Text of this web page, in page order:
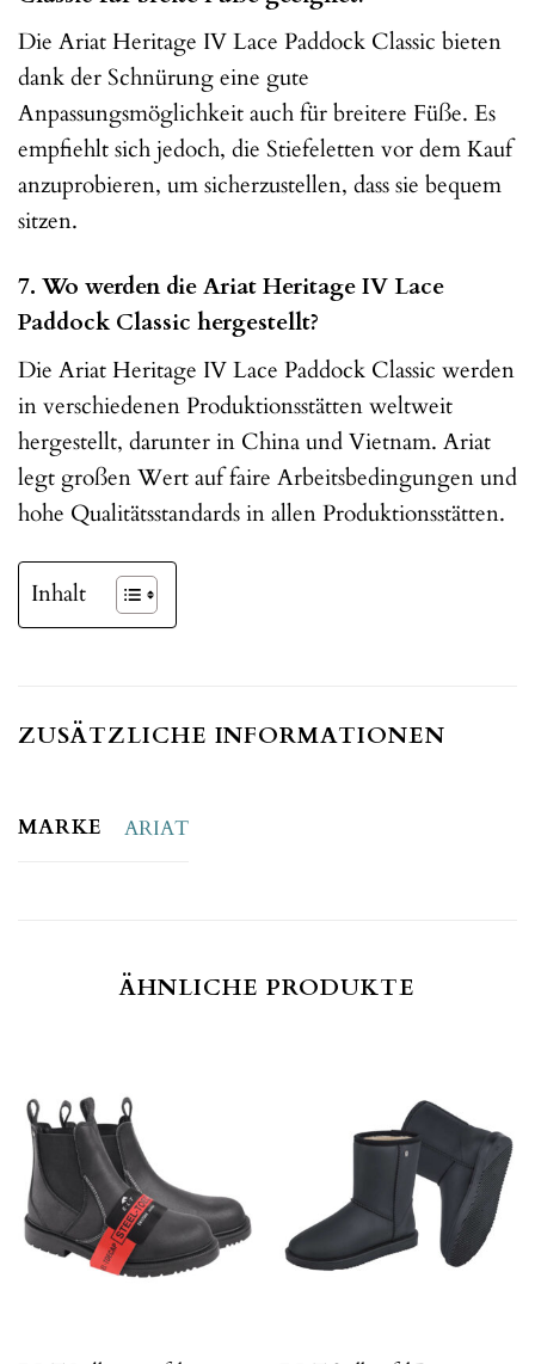
Die Ariat Heritage IV Lace Paddock Classic bieten
dank der Schnürung eine gute
Anpassungsmöglichkeit auch für breitere Füße. Es
empfiehlt sich jedoch, die Stiefeletten vor dem Kauf
anzuprobieren, um sicherzustellen, dass sie bequem
sitzen.
7. Wo werden die Ariat Heritage IV Lace
Paddock Classic hergestellt?
Die Ariat Heritage IV Lace Paddock Classic werden
in verschiedenen Produktionsstätten weltweit
hergestellt, darunter in China und Vietnam. Ariat
legt großen Wert auf faire Arbeitsbedingungen und
hohe Qualitätsstandards in allen Produktionsstätten.
Inhalt
ZUSÄTZLICHE INFORMATIONEN
MARKE ARIAT
ÄHNLICHE PRODUKTE